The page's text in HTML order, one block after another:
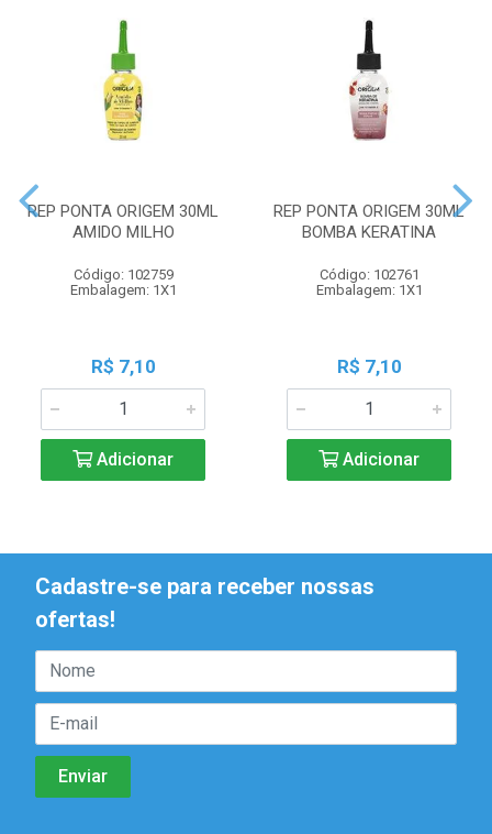
REP PONTA ORIGEM 30ML
AMIDO MILHO
Código: 102759
Embalagem: 1X1
R$ 7,10
Adicionar
REP PONTA ORIGEM 30ML
BOMBA KERATINA
Código: 102761
Embalagem: 1X1
R$ 7,10
Adicionar
Cadastre-se para receber nossas
ofertas!